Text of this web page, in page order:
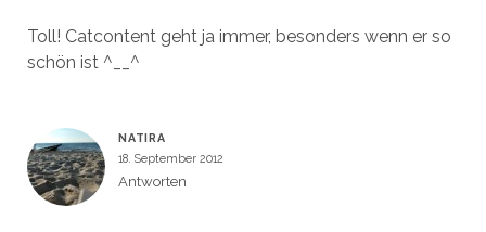
Toll! Catcontent geht ja immer, besonders wenn er so
schön ist ^__^
NATIRA
18. September 2012
Antworten